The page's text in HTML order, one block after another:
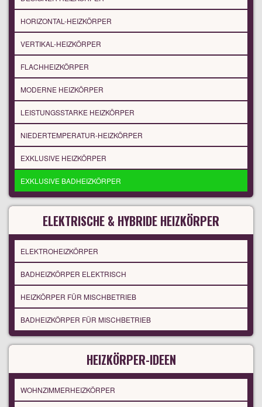
HORIZONTAL-HEIZKÖRPER
VERTIKAL-HEIZKÖRPER
FLACHHEIZKÖRPER
MODERNE HEIZKÖRPER
LEISTUNGSSTARKE HEIZKÖRPER
NIEDERTEMPERATUR-HEIZKÖRPER
EXKLUSIVE HEIZKÖRPER
EXKLUSIVE BADHEIZKÖRPER
ELEKTRISCHE & HYBRIDE HEIZKÖRPER
ELEKTROHEIZKÖRPER
BADHEIZKÖRPER ELEKTRISCH
HEIZKÖRPER FÜR MISCHBETRIEB
BADHEIZKÖRPER FÜR MISCHBETRIEB
HEIZKÖRPER-IDEEN
WOHNZIMMERHEIZKÖRPER